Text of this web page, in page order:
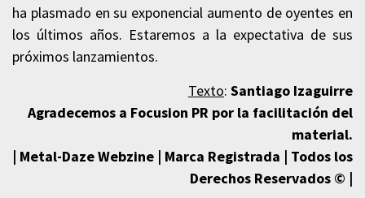
ha plasmado en su exponencial aumento de oyentes en
los últimos años. Estaremos a la expectativa de sus
próximos lanzamientos.
Texto: Santiago Izaguirre
Agradecemos a Focusion PR por la facilitación del
material.
| Metal-Daze Webzine | Marca Registrada | Todos los
Derechos Reservados © |